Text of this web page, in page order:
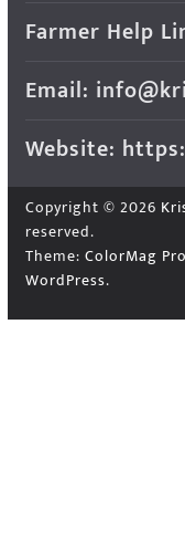
Farmer Help
Email:
Website:
Copyright © 2026
reserved.
Theme: ColorMag Pro
WordPress.